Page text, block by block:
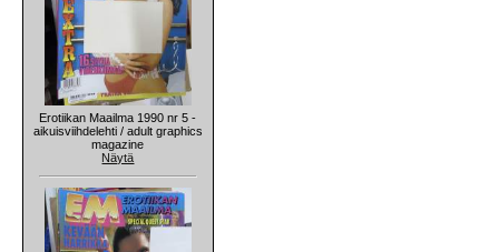
Erotiikan Maailma 1990 nr 5 -
aikuisviihdelehti / adult graphics
magazine
Näytä